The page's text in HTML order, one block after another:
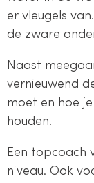
er vleugels
de zware
Naast
vernieuwend
moet en hoe
houden.
Een topcoach
niveau. Ook